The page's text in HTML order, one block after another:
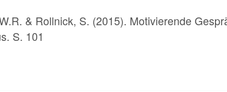
& Rollnick, S. (2015). Motivierende
S. 101